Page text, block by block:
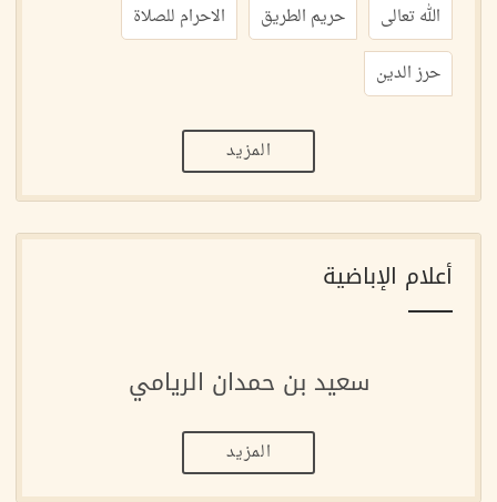
الله تعالى حريم الطريق
الاحرام للصلاة
حرز الدين
المزيد
أعلام الإباضية
سعيد بن حمدان الريامي
المزيد